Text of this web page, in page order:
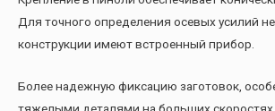
Для точного определения осевых усилий
конструкции имеют встроенный прибор.
Более надежную фиксацию заготовок,
тяжелыми деталями на больших